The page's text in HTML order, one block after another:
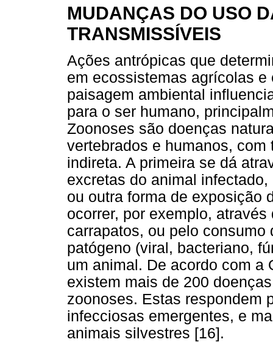
MUDANÇAS DO USO
TRANSMISSÍVEIS
Ações antrópicas que
em ecossistemas agrícolas
paisagem ambiental
para o ser humano,
Zoonoses são doenças
vertebrados e humanos,
indireta. A primeira se dá
excretas do animal
ou outra forma de exposição
ocorrer, por exemplo,
carrapatos, ou pelo
patógeno (viral, bacteriano,
um animal. De acordo com a
existem mais de 200
zoonoses. Estas respondem
infecciosas emergentes, e
animais silvestres [16].